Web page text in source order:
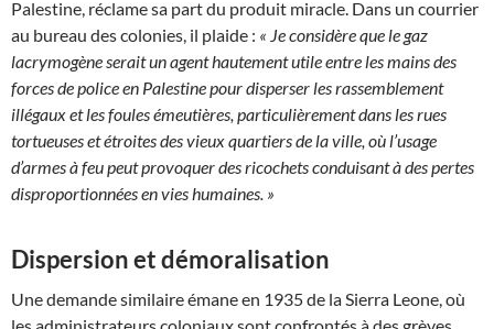
Palestine, réclame sa part du produit miracle. Dans un courrier
au bureau des colonies, il plaide : « Je considère que le gaz
lacrymogène serait un agent hautement utile entre les mains des
forces de police en Palestine pour disperser les rassemblement
illégaux et les foules émeutières, particulièrement dans les rues
tortueuses et étroites des vieux quartiers de la ville, où l’usage
d’armes à feu peut provoquer des ricochets conduisant à des pertes
disproportionnées en vies humaines. »
Dispersion et démoralisation
Une demande similaire émane en 1935 de la Sierra Leone, où